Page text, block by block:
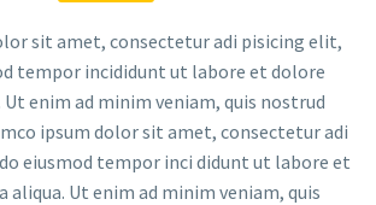
sit amet, consectetur adi pisicing elit,
tempor incididunt ut labore et dolore
Ut enim ad minim veniam, quis nostrud
ipsum dolor sit amet, consectetur adi
eiusmod tempor inci didunt ut labore et
aliqua. Ut enim ad minim veniam, quis